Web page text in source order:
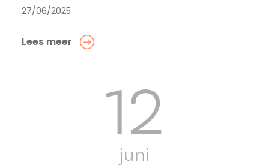
27/06/2025
Lees meer
12
juni